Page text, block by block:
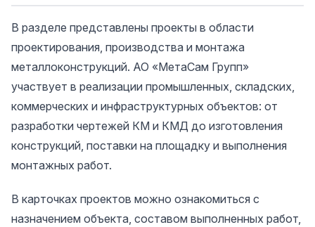
В разделе представлены проекты в области
проектирования, производства и монтажа
металлоконструкций. АО «МетаСам Групп»
участвует в реализации промышленных, складских,
коммерческих и инфраструктурных объектов: от
разработки чертежей КМ и КМД до изготовления
конструкций, поставки на площадку и выполнения
монтажных работ.
В карточках проектов можно ознакомиться с
назначением объекта, составом выполненных работ,